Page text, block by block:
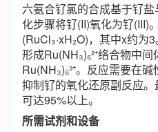
六氨合钌氯的合成基于钌
化步骤将钌(II)氧化为钌(III)
(RuCl₃·xH₂O)，其中x约
形成Ru(NH₃)₆²⁺络合物中
Ru(NH₃)₆³⁺。反应需要在
抑制钌的氧化还原副反应
可达95%以上。
所需试剂和设备